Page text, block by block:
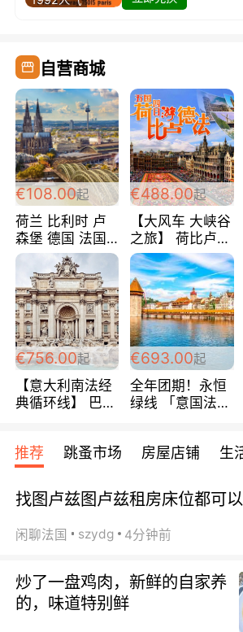
自营商城
€108.00起
荷兰 比利时 卢
森堡 德国 法国
超爽玩遍西欧 循
环线 全程四星宾
馆 108欧/人/天
€488.00起
【大风车 大峡谷
之旅】 荷比卢德
法 巴黎上下 经
典五国四日游
488欧/人
€756.00起
【意大利南法经
典循环线】 巴黎
宾馆 108欧/天起
全程756欧/位
€693.00起
全年团期！永恒
绿线 「意国法
欧/天起 ~包拼房
推荐 跳蚤市场 房屋店铺 生
找图卢兹图卢兹租房床位都可以
闲聊法国 szydg 4分钟前
炒了一盘鸡肉，新鲜的自家养
的，味道特别鲜